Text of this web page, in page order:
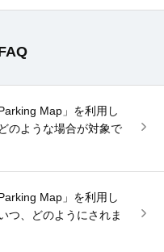
Map」を利用し
のような場合が対象で
Map」を利用し
つ、どのようにされま